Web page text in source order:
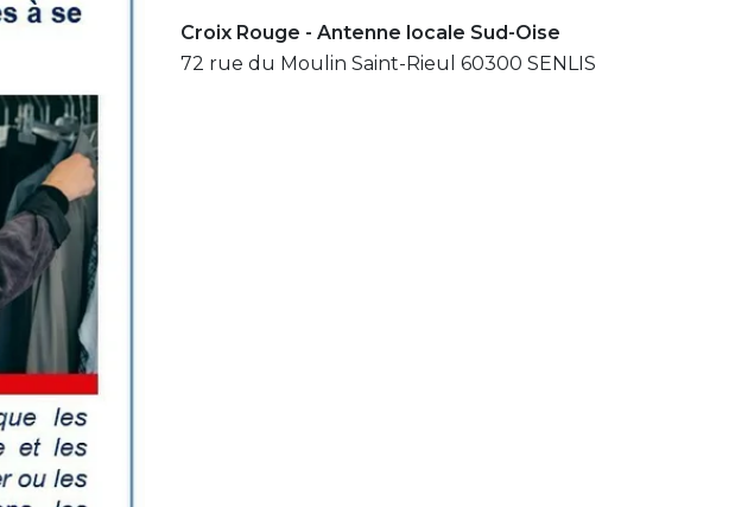
Croix Rouge - Antenne locale Sud-Oise
72 rue du Moulin Saint-Rieul 60300 SENLIS